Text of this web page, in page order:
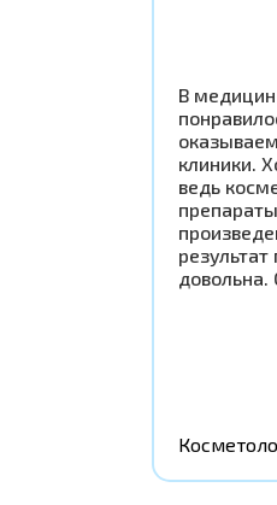
В
клиники.
ведь